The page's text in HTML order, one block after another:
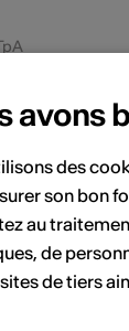
Sa Di
avons
des
son bon
au
de
de tiers